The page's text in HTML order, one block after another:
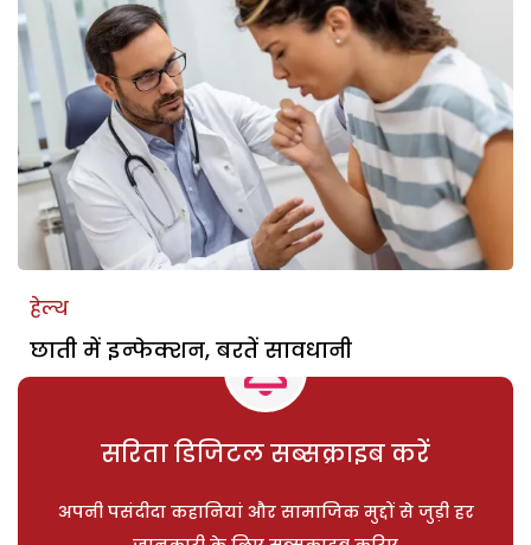
हेल्थ
छाती में इन्फेक्शन, बरतें सावधानी
सरिता डिजिटल सब्सक्राइब करें
अपनी पसंदीदा कहानियां और सामाजिक मुद्दों से जुड़ी हर